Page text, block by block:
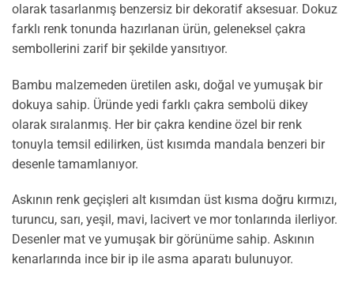
olarak tasarlanmış benzersiz bir dekoratif aksesuar. Dokuz
farklı renk tonunda hazırlanan ürün, geleneksel çakra
sembollerini zarif bir şekilde yansıtıyor.
Bambu malzemeden üretilen askı, doğal ve yumuşak bir
dokuya sahip. Üründe yedi farklı çakra sembolü dikey
olarak sıralanmış. Her bir çakra kendine özel bir renk
tonuyla temsil edilirken, üst kısımda mandala benzeri bir
desenle tamamlanıyor.
Askının renk geçişleri alt kısımdan üst kısma doğru kırmızı,
turuncu, sarı, yeşil, mavi, lacivert ve mor tonlarında ilerliyor.
Desenler mat ve yumuşak bir görünüme sahip. Askının
kenarlarında ince bir ip ile asma aparatı bulunuyor.